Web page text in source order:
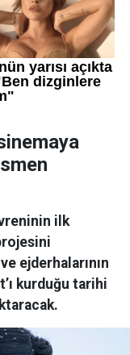
ilk
ejderhalarının
kurduğu tarihi